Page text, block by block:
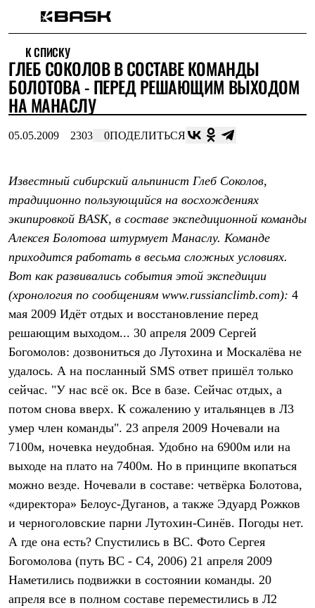
Интернет-магазин
Мужская одежда
Утепленная пухом
Куртки
Брюки
Комбинезоны
Штормовая одежда
Куртки
Софтшелл одежда
Куртки
Брюки
Флисовая одежда
Куртки
Брюки
Жилеты
Термобелье
Теплое термобелье
Среднее термобелье
Легкое термобелье
Лёгкая одежда
Футболки
Толстовки
Брюки
Шорты
Женская одежда
Утепленная пухом
Куртки
Жилеты
Утепленная синтетикой
Брюки
Штормовая одежда
Куртки
Софтшелл одежда
Куртки
К СПИСКУ
ГЛЕБ СОКОЛОВ В СОСТАВЕ КОМАНДЫ
БОЛОТОВА - ПЕРЕД РЕШАЮЩИМ ВЫХОДОМ
НА МАНАСЛУ
05.05.2009 2303 0ПОДЕЛИТЬСЯ
Известный сибирский альпинист Глеб Соколов,
традиционно пользующийся на восхождениях
экипировкой BASK, в составе экспедиционной команды
Алексея Болотова штурмует Манаслу. Команде
приходится работать в весьма сложных условиях.
Вот как развивались события этой экспедиции
(хронология по сообщениям www.russianclimb.com): 4
мая 2009 Идёт отдых и восстановление перед
решающим выходом... 30 апреля 2009 Сергей
Богомолов: дозвониться до Лутохина и Москалёва не
удалось. А на посланный SMS ответ пришёл только
сейчас. "У нас всё ок. Все в базе. Сейчас отдых, а
потом снова вверх. К сожалению у итальянцев в Л3
умер член команды". 23 апреля 2009 Ночевали на
7100м, ночевка неудобная. Удобно на 6900м или на
выходе на плато на 7400м. Но в принципе вкопаться
можно везде. Ночевали в составе: четвёрка Болотова,
«директора» Белоус-Дуганов, а также Эдуард Рожков
и черноголовские парни Лутохин-Синёв. Погоды нет.
А где она есть? Спустились в ВС. Фото Сергея
Богомолова (путь ВС - С4, 2006) 21 апреля 2009
Наметились подвижки в состоянии команды. 20
апреля все в полном составе переместились в Л2